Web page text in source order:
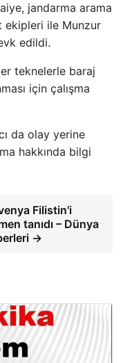
jandarma arama
ekipleri ile Munzur
edildi.
teknelerle baraj
için çalışma
da olay yerine
hakkında bilgi
Filistin'i
tanıdı – Dünya
→